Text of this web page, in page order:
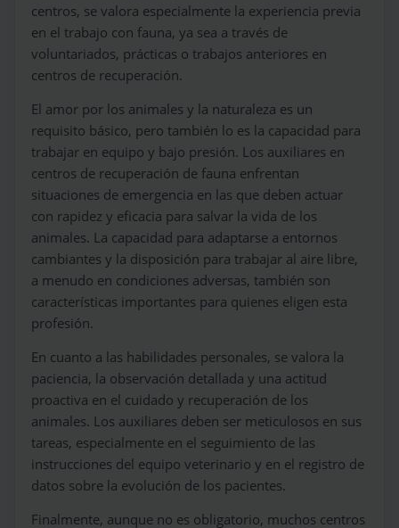
centros, se valora especialmente la experiencia previa
en el trabajo con fauna, ya sea a través de
voluntariados, prácticas o trabajos anteriores en
centros de recuperación.
El amor por los animales y la naturaleza es un
requisito básico, pero también lo es la capacidad para
trabajar en equipo y bajo presión. Los auxiliares en
centros de recuperación de fauna enfrentan
situaciones de emergencia en las que deben actuar
con rapidez y eficacia para salvar la vida de los
animales. La capacidad para adaptarse a entornos
cambiantes y la disposición para trabajar al aire libre,
a menudo en condiciones adversas, también son
características importantes para quienes eligen esta
profesión.
En cuanto a las habilidades personales, se valora la
paciencia, la observación detallada y una actitud
proactiva en el cuidado y recuperación de los
animales. Los auxiliares deben ser meticulosos en sus
tareas, especialmente en el seguimiento de las
instrucciones del equipo veterinario y en el registro de
datos sobre la evolución de los pacientes.
Finalmente, aunque no es obligatorio, muchos centros